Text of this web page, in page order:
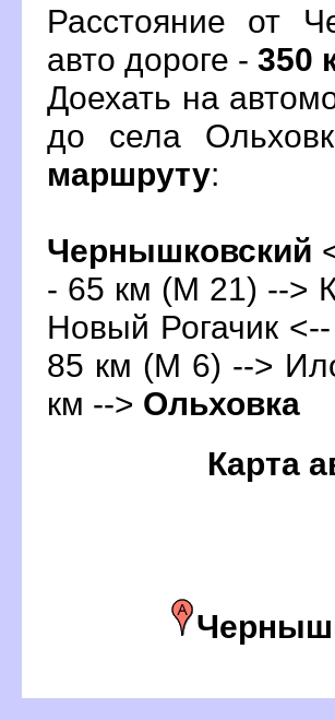
Расстояние от
авто дороге - 350
Доехать на
до села
маршруту:
Чернышковский
- 65 км (М 21) -->
Новый Рогачик
85 км (М 6) -->
км --> Ольховка
Карта